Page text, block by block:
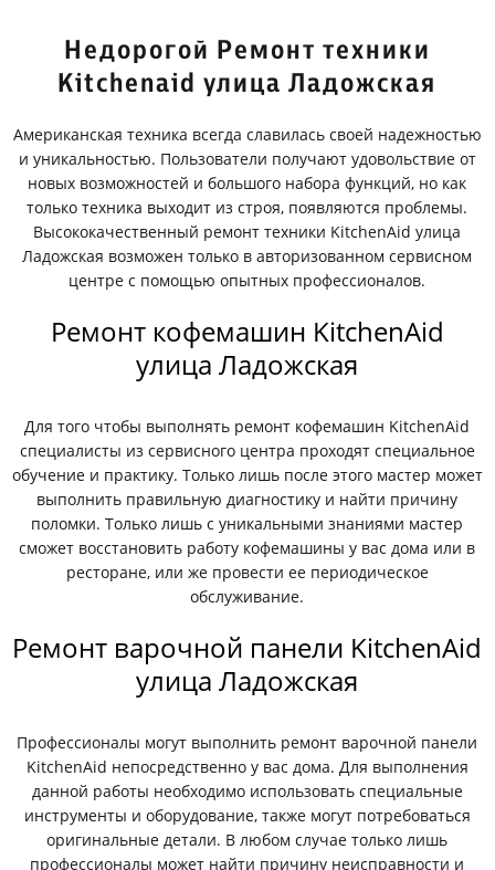
Недорогой Ремонт техники
Kitchenaid улица Ладожская
Американская техника всегда славилась своей надежностью
и уникальностью. Пользователи получают удовольствие от
новых возможностей и большого набора функций, но как
только техника выходит из строя, появляются проблемы.
Высококачественный ремонт техники KitchenAid улица
Ладожская возможен только в авторизованном сервисном
центре с помощью опытных профессионалов.
Ремонт кофемашин KitchenAid
улица Ладожская
Для того чтобы выполнять ремонт кофемашин KitchenAid
специалисты из сервисного центра проходят специальное
обучение и практику. Только лишь после этого мастер может
выполнить правильную диагностику и найти причину
поломки. Только лишь с уникальными знаниями мастер
сможет восстановить работу кофемашины у вас дома или в
ресторане, или же провести ее периодическое
обслуживание.
Ремонт варочной панели KitchenAid
улица Ладожская
Профессионалы могут выполнить ремонт варочной панели
KitchenAid непосредственно у вас дома. Для выполнения
данной работы необходимо использовать специальные
инструменты и оборудование, также могут потребоваться
оригинальные детали. В любом случае только лишь
профессионалы может найти причину неисправности и